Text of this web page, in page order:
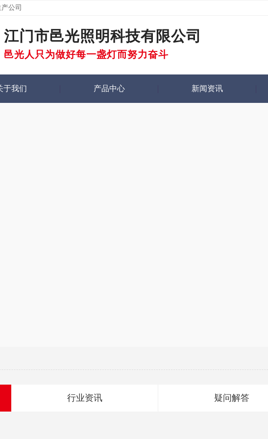
公司
江门市邑光照明科技有限公司
邑光人只为做好每一盏灯而努力奋斗
于我们 产品中心 新闻资讯
行业资讯 疑问解答